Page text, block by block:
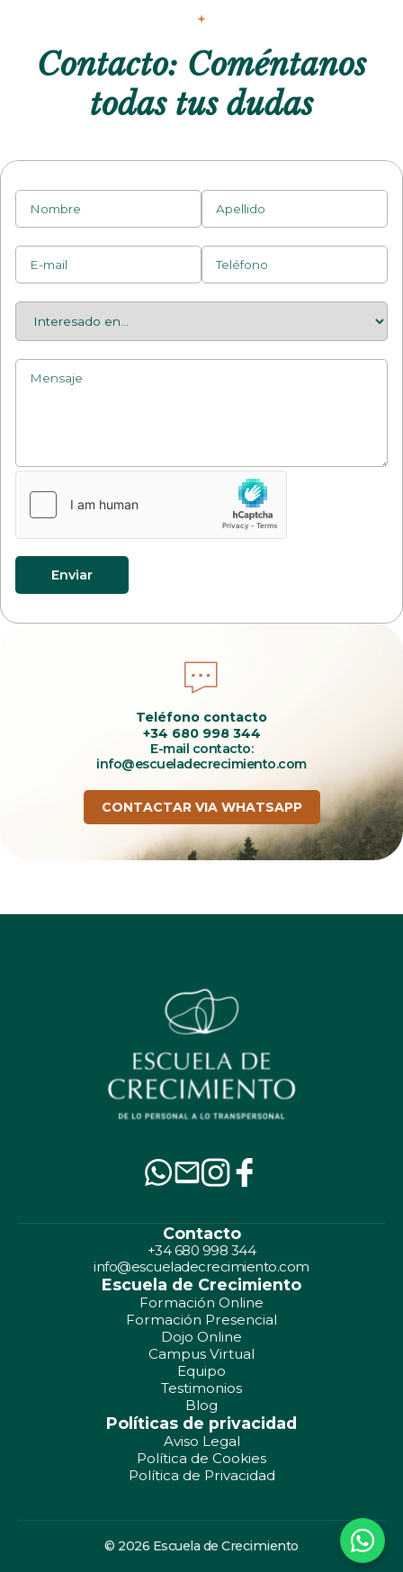
Contacto: Coméntanos
todas tus dudas
Enviar
Teléfono contacto
+34 680 998 344
E-mail contacto:
info@escueladecrecimiento.com
CONTACTAR VIA WHATSAPP
Contacto
+34 680 998 344
info@escueladecrecimiento.com
Escuela de Crecimiento
Formación Online
Formación Presencial
Dojo Online
Campus Virtual
Equipo
Testimonios
Blog
Políticas de privacidad
Aviso Legal
Política de Cookies
Política de Privacidad
© 2026 Escuela de Crecimiento